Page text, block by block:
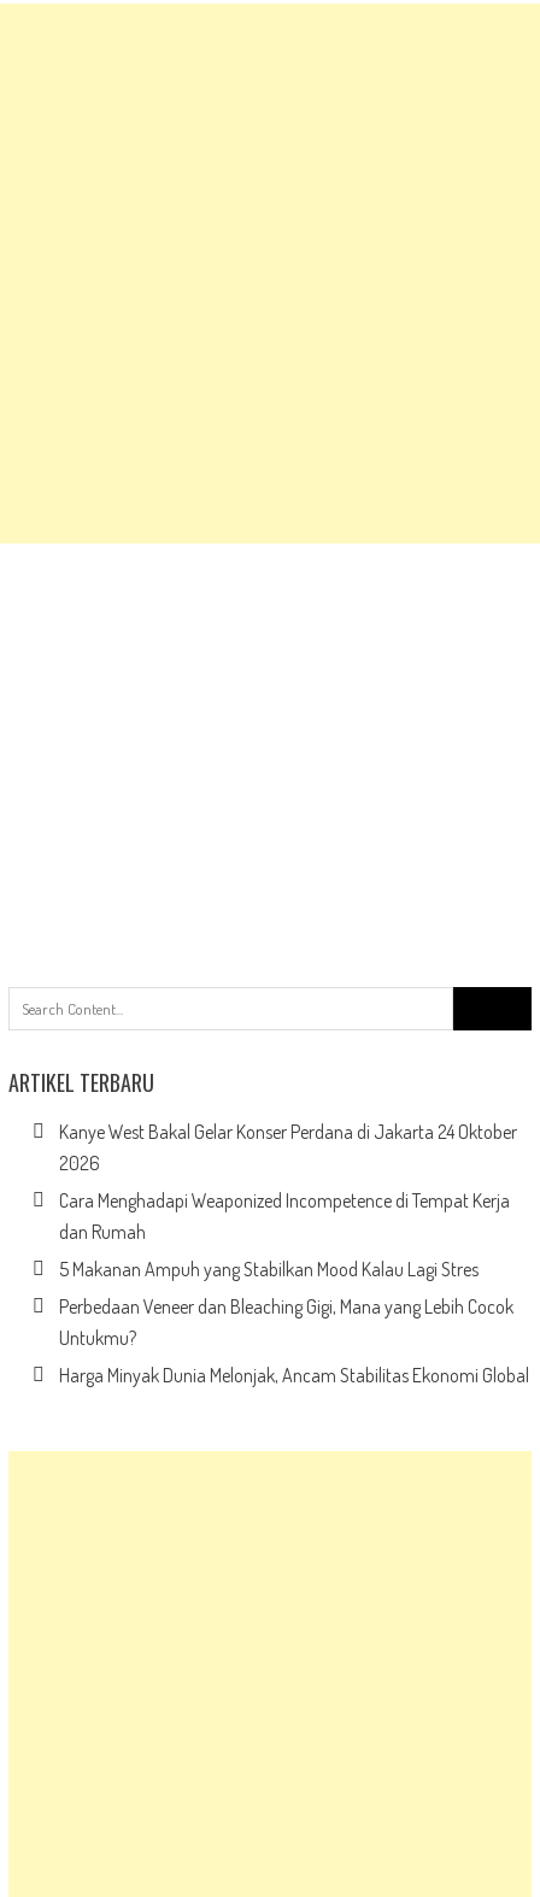
for:
ARTIKEL TERBARU
Kanye West Bakal Gelar Konser Perdana di Jakarta 24 Oktober
2026
Cara Menghadapi Weaponized Incompetence di Tempat Kerja
dan Rumah
5 Makanan Ampuh yang Stabilkan Mood Kalau Lagi Stres
Perbedaan Veneer dan Bleaching Gigi, Mana yang Lebih Cocok
Untukmu?
Harga Minyak Dunia Melonjak, Ancam Stabilitas Ekonomi Global